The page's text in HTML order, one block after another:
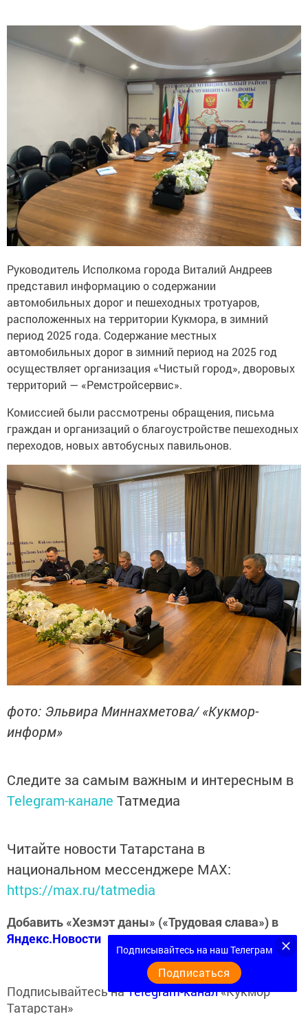
Руководитель Исполкома города Виталий Андреев
представил информацию о содержании
автомобильных дорог и пешеходных тротуаров,
расположенных на территории Кукмора, в зимний
период 2025 года. Содержание местных
автомобильных дорог в зимний период на 2025 год
осуществляет организация «Чистый город», дворовых
территорий — «Ремстройсервис».
Комиссией были рассмотрены обращения, письма
граждан и организаций о благоустройстве пешеходных
переходов, новых автобусных павильонов.
фото: Эльвира Миннахметова/ «Кукмор-
информ»
Следите за самым важным и интересным в
Telegram-канале Татмедиа
Читайте новости Татарстана в
национальном мессенджере MАХ:
https://max.ru/tatmedia
Добавить «Хезмэт даны» («Трудовая слава») в
Яндекс.Новости
Подписывайтесь наTelegram-канал«Кукмор
Татарстан»
Подписывайтесь на наш Телеграм
Подписаться